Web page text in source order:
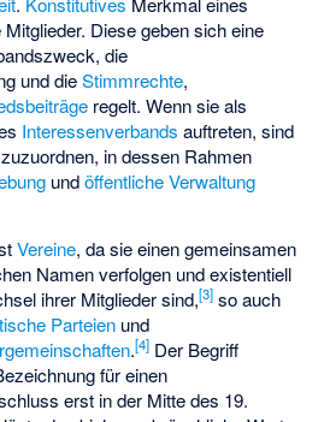
Diese geben sich eine
die
und dieStimmrechte,
regelt. Wenn sie als
Interessenverbands auftreten, sind
zuzuordnen, in dessen Rahmen
undöffentliche Verwaltung
Vereine, da sie einen gemeinsamen
Namen verfolgen und existentiell
ihrer Mitglieder sind,[3] so auch
Parteien und
.[4] Der Begriff
für einen
erst in der Mitte des 19.